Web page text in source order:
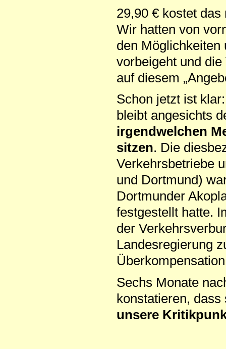
29,90 € kostet das
Wir hatten von
den Möglichkeiten
vorbeigeht und
auf diesem
Schon jetzt ist
bleibt angesichts
irgendwelchen
sitzen. Die
Verkehrsbetriebe
und Dortmund)
Dortmunder
festgestellt hatte.
der
Landesregierung
Sechs Monate
konstatieren,
unsere